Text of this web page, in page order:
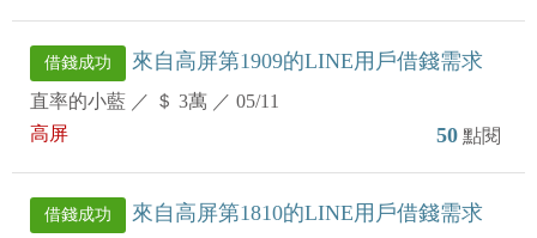
借錢成功 來自高屏第1909的LINE用戶借錢需求
直率的小藍 ／ ＄ 3萬 ／ 05/11
高屏
50 點閱
借錢成功 來自高屏第1810的LINE用戶借錢需求